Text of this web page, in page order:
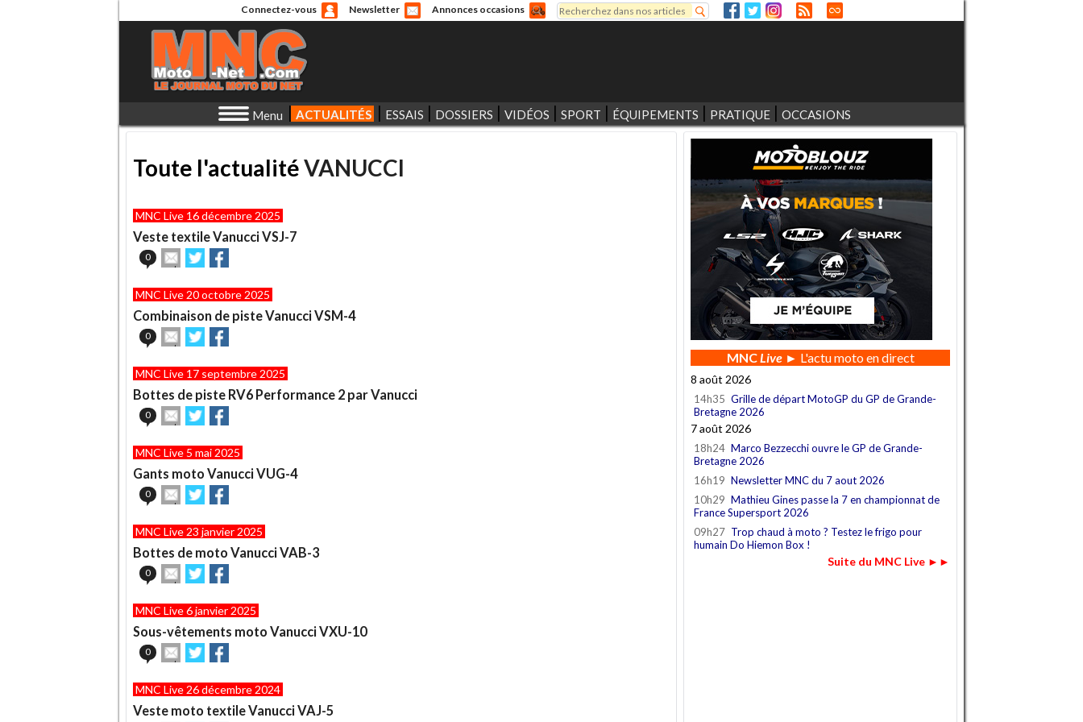
Connectez-vous Newsletter Annonces occasions
Formulaire de recherche
Rechercher
Menu ACTUALITÉS ESSAIS DOSSIERS VIDÉOS SPORT ÉQUIPEMENTS PRATIQUE OCCASIONS
Toute l'actualitéVANUCCI
MNC Live 16 décembre 2025
Veste textile Vanucci VSJ-7
0
Envoyer
cet
à
un
ami
Partager
sur sur
MNC Live 20 octobre 2025
Combinaison de piste Vanucci VSM-4
0
Envoyer
cet
à
ami
Partager
sur sur
MNC Live 17 septembre 2025
Bottes de piste RV6 Performance 2 par Vanucci
0
Envoyer
cet
à
ami
Partager
sur sur
MNC Live 5 mai 2025
Gants moto Vanucci VUG-4
0
Envoyer
cet
à
ami
Partager
sur sur
MNC Live 23 janvier 2025
Bottes de moto Vanucci VAB-3
0
Envoyer
cet
à
ami
Partager
sur sur
MNC Live 6 janvier 2025
Sous-vêtements moto Vanucci VXU-10
0
Envoyer
cet
à
ami
Partager
sur sur
MNC Live 26 décembre 2024
Veste moto textile Vanucci VAJ-5
MNCLive► L'actu moto en direct
8 août 2026
14h35 Grille de départ MotoGP du GP de Grande-
Bretagne 2026
7 août 2026
18h24 Marco Bezzecchi ouvre le GP de Grande-
Bretagne 2026
16h19 Newsletter MNC du 7 aout 2026
10h29 Mathieu Gines passe la 7 en championnat de
France Supersport 2026
09h27 Trop chaud à moto ? Testez le frigo pour
humain Do Hiemon Box !
Suite du MNC Live ►►